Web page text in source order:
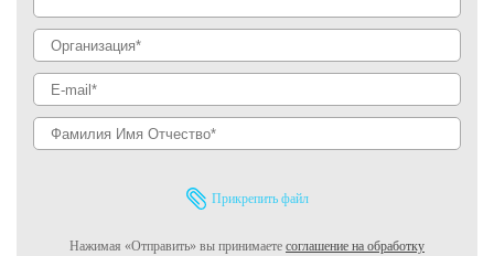
Прикрепить файл
Нажимая «Отправить» вы принимаете соглашение на обработку